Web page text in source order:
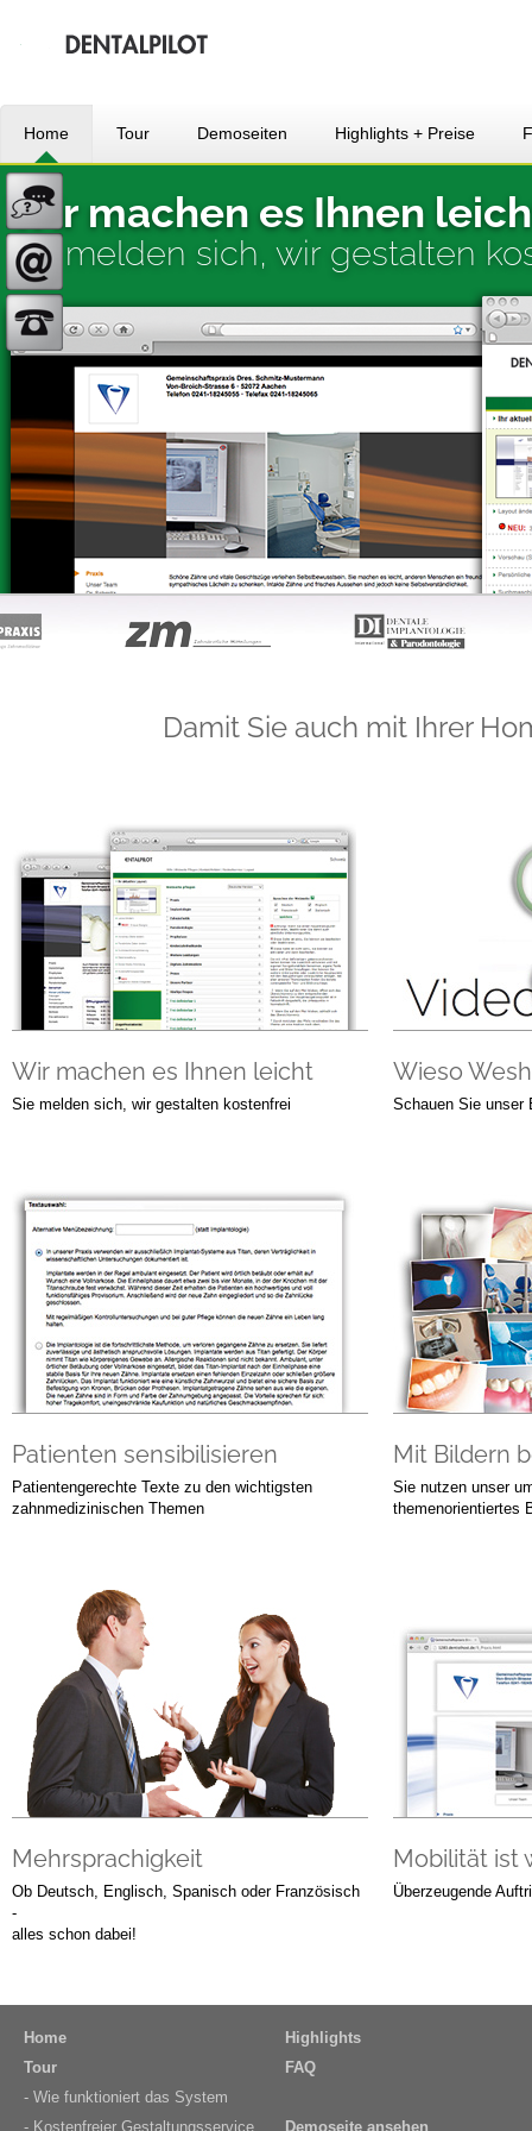
Home Tour Demoseiten Highlights + Preise
Wir machen es Ihnen
Sie melden sich, wir gestalten
Damit Sie auch mit Ihrer
Wir machen es Ihnen leicht
Sie melden sich, wir gestalten kostenfrei
Wieso
Schauen Sie unser
Patienten sensibilisieren
Patientengerechte Texte zu den wichtigsten
zahnmedizinischen Themen
Mit Bildern
Sie nutzen unser
themenorientiertes
Mehrsprachigkeit
Ob Deutsch, Englisch, Spanisch oder Französisch
-
alles schon dabei!
Mobilität ist
Überzeugende
Home
Tour
- Wie funktioniert das System
- Kostenfreier Gestaltungsservice
Highlights
FAQ
Demoseite ansehen